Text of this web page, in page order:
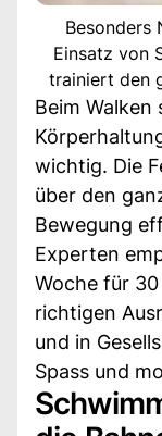
Besonders
Einsatz von
trainiert den
Beim
wichtig. Die
über den
Bewegung
Experten
Woche für
richtigen
und in
Spass und